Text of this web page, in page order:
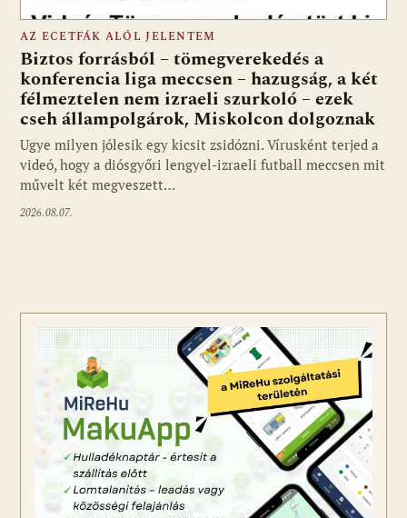
AZ ECETFÁK ALÓL JELENTEM
Biztos forrásból – tömegverekedés a
konferencia liga meccsen – hazugság, a két
félmeztelen nem izraeli szurkoló – ezek
cseh állampolgárok, Miskolcon dolgoznak
Ugye milyen jólesik egy kicsit zsidózni. Vírusként terjed a
videó, hogy a diósgyőri lengyel-izraeli futball meccsen mit
művelt két megveszett…
2026.08.07.